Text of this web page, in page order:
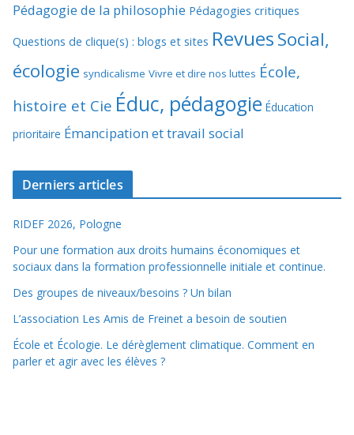
Pédagogie de la philosophie Pédagogies critiques
Questions de clique(s) : blogs et sites RevuesSocial,
écologie syndicalisme Vivre et dire nos luttes École,
histoire et Cie Éduc, pédagogie Éducation
prioritaire Émancipation et travail social
Derniers articles
RIDEF 2026, Pologne
Pour une formation aux droits humains économiques et
sociaux dans la formation professionnelle initiale et continue.
Des groupes de niveaux/besoins ? Un bilan
L’association Les Amis de Freinet a besoin de soutien
École et Écologie. Le dérèglement climatique. Comment en
parler et agir avec les élèves ?